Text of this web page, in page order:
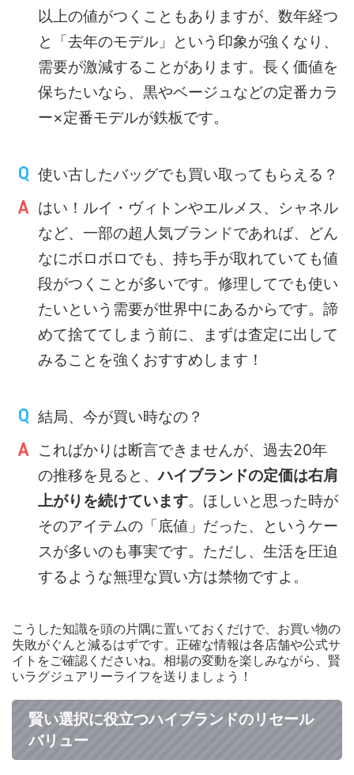
以上の値がつくこともありますが、数年経つ
と「去年のモデル」という印象が強くなり、
需要が激減することがあります。長く価値を
保ちたいなら、黒やベージュなどの定番カラ
ー×定番モデルが鉄板です。
使い古したバッグでも買い取ってもらえる？
はい！ルイ・ヴィトンやエルメス、シャネル
など、一部の超人気ブランドであれば、どん
なにボロボロでも、持ち手が取れていても値
段がつくことが多いです。修理してでも使い
たいという需要が世界中にあるからです。諦
めて捨ててしまう前に、まずは査定に出して
みることを強くおすすめします！
結局、今が買い時なの？
こればかりは断言できませんが、過去20年
の推移を見ると、ハイブランドの定価は右肩
上がりを続けています。ほしいと思った時が
そのアイテムの「底値」だった、というケー
スが多いのも事実です。ただし、生活を圧迫
するような無理な買い方は禁物ですよ。
こうした知識を頭の片隅に置いておくだけで、お買い物の
失敗がぐんと減るはずです。正確な情報は各店舗や公式サ
イトをご確認くださいね。相場の変動を楽しみながら、賢
いラグジュアリーライフを送りましょう！
賢い選択に役立つハイブランドのリセール
バリュー